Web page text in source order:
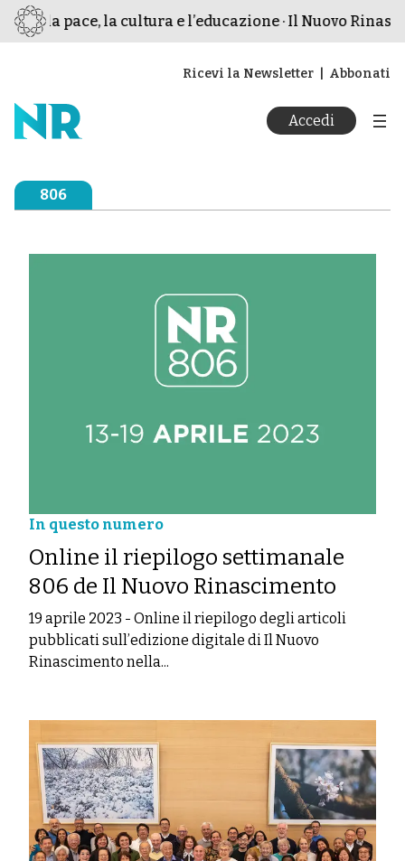
la pace, la cultura e l’educazione · Il Nuovo
Ricevi la Newsletter Abbonati
Accedi
806
In questo numero
Online il riepilogo settimanale
806 de Il Nuovo Rinascimento
19 aprile 2023 - Online il riepilogo degli articoli
pubblicati sull’edizione digitale di Il Nuovo
Rinascimento nella...